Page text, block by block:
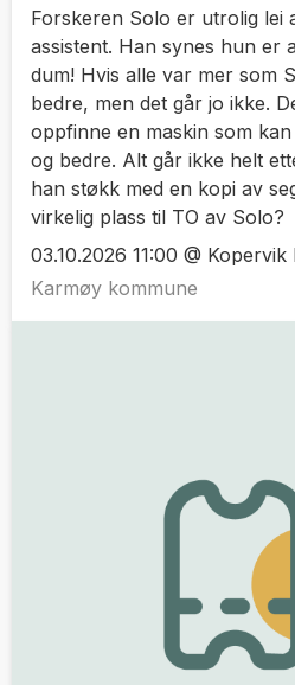
Forskeren Solo er utrolig lei
assistent. Han synes hun er
dum! Hvis alle var mer som
bedre, men det går jo ikke.
oppfinne en maskin som
og bedre. Alt går ikke helt
han støkk med en kopi av
virkelig plass til TO av Solo?
03.10.2026 11:00 @
Karmøy kommune